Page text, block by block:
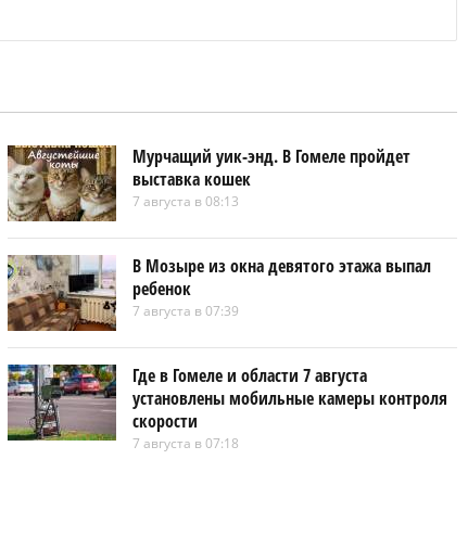
Мурчащий уик-энд. В Гомеле пройдет
выставка кошек
7 августа в 08:13
В Мозыре из окна девятого этажа выпал
ребенок
7 августа в 07:39
Где в Гомеле и области 7 августа
установлены мобильные камеры контроля
скорости
7 августа в 07:18